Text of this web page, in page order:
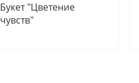
Букет "Цветение
чувств"